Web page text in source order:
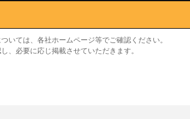
いては、各社ホームページ等でご確認ください。
、必要に応じ掲載させていただきます。